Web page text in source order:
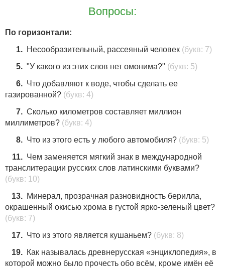
17
8
Вопросы:
По горизонтали:
1. Несообразительный, рассеяный человек (букв: 7)
5. "У какого из этих слов нет омонима?" (букв: 5)
6. Что добавляют к воде, чтобы сделать ее
газированной? (букв: 4)
7. Сколько километров составляет миллион
миллиметров? (букв: 4)
8. Что из этого есть у любого автомобиля? (букв: 5)
11. Чем заменяется мягкий знак в международной
транслитерации русских слов латинскими буквами?
(букв: 10)
13. Минерал, прозрачная разновидность берилла,
окрашенный окисью хрома в густой ярко-зеленый цвет?
(букв: 7)
17. Что из этого является кушаньем? (букв: 8)
19. Как называлась древнерусская «энциклопедия», в
которой можно было прочесть обо всём, кроме имён её